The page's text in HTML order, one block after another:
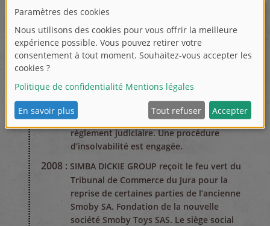
1978 : La société est rebaptisée Smoby. Début
de la production de jouets.
2000
2003-2005: Acquisition des sociétés de jouets
Berchet.
2007 :
Smoby-Majorette commence à subir des
pertes et dépose une demande de
règlement judiciaire. Une procédure
d’insolvabilité est engagée.
2008 : SIMBA DICKIE GROUP reçoit le feu vert du
Tribunal de Commerce du Jura pour la
reprise de certaines parties de l’ancienne
Smoby SA. Fondation de la nouvelle
société Smoby Toys SAS. Le siège social